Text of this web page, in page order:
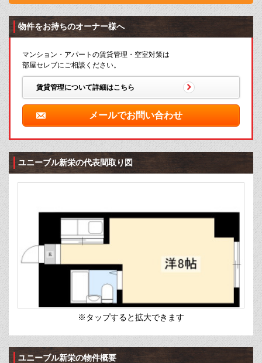
物件をお持ちのオーナー様へ
マンション・アパートの賃貸管理・空室対策は
部屋セレブにご相談ください。
賃貸管理について詳細はこちら
メールでお問い合わせ
ユニーブル新栄の代表間取り図
※タップすると拡大できます
ユニーブル新栄の物件概要